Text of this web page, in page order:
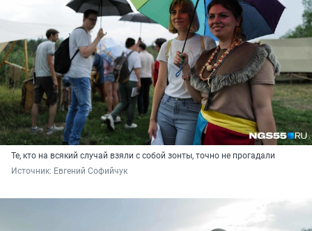
Те, кто на всякий случай взяли с собой зонты, точно не прогадали
Источник: Евгений Софийчук